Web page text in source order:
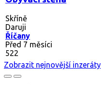
Skříně
Daruji
Říčany
Před 7 měsíci
522
Zobrazit nejnovější inzeráty